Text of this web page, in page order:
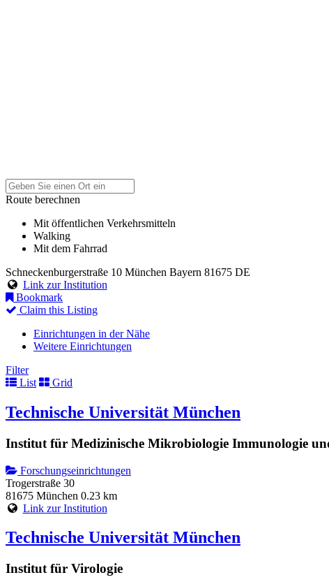
Route berechnen
Mit öffentlichen Verkehrsmitteln
Walking
Mit dem Fahrrad
Schneckenburgerstraße 10 München Bayern 81675 DE
Link zur Institution
Bookmark
Claim this Listing
Einrichtungen in der Nähe
Weitere Einrichtungen
Filter
List
Grid
Technische Universität München
Institut für Medizinische Mikrobiologie Immunologie
Forschungseinrichtungen
Trogerstraße 30
81675 München 0.23 km
Link zur Institution
Technische Universität München
Institut für Virologie